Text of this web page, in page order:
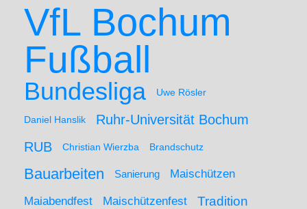
VfL Bochum
Fußball
Bundesliga Uwe Rösler
Daniel Hanslik
Ruhr-Universität Bochum
RUB
Christian Wierzba Brandschutz
Bauarbeiten Sanierung
Maischützen
Maiabendfest
Maischützenfest Tradition